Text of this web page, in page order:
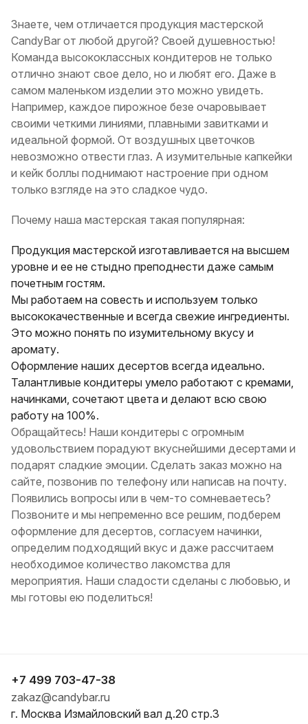
Знаете, чем отличается продукция мастерской
CandyBar от любой другой? Своей душевностью!
Команда высококлассных кондитеров не только
отлично знают свое дело, но и любят его. Даже в
самом маленьком изделии это можно увидеть.
Например, каждое пирожное безе очаровывает
своими четкими линиями, плавными завитками и
идеальной формой. От воздушных цветочков
невозможно отвести глаз. А изумительные капкейки
и кейк боллы поднимают настроение при одном
только взгляде на это сладкое чудо.
Почему наша мастерская такая популярная:
Продукция мастерской изготавливается на высшем
уровне и ее не стыдно преподнести даже самым
почетным гостям.
Мы работаем на совесть и используем только
высококачественные и всегда свежие ингредиенты.
Это можно понять по изумительному вкусу и
аромату.
Оформление наших десертов всегда идеально.
Талантливые кондитеры умело работают с кремами,
начинками, сочетают цвета и делают всю свою
работу на 100%.
Обращайтесь! Наши кондитеры с огромным
удовольствием порадуют вкуснейшими десертами и
подарят сладкие эмоции. Сделать заказ можно на
сайте, позвонив по телефону или написав на почту.
Появились вопросы или в чем-то сомневаетесь?
Позвоните и мы непременно все решим, подберем
оформление для десертов, согласуем начинки,
определим подходящий вкус и даже рассчитаем
необходимое количество лакомства для
мероприятия. Наши сладости сделаны с любовью, и
мы готовы ею поделиться!
+7 499 703-47-38
zakaz@candybar.ru
г. Москва Измайловский вал д.20 стр.3